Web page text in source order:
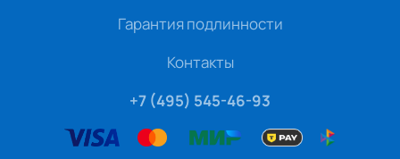
Гарантия подлинности
Контакты
+7 (495) 545-46-93